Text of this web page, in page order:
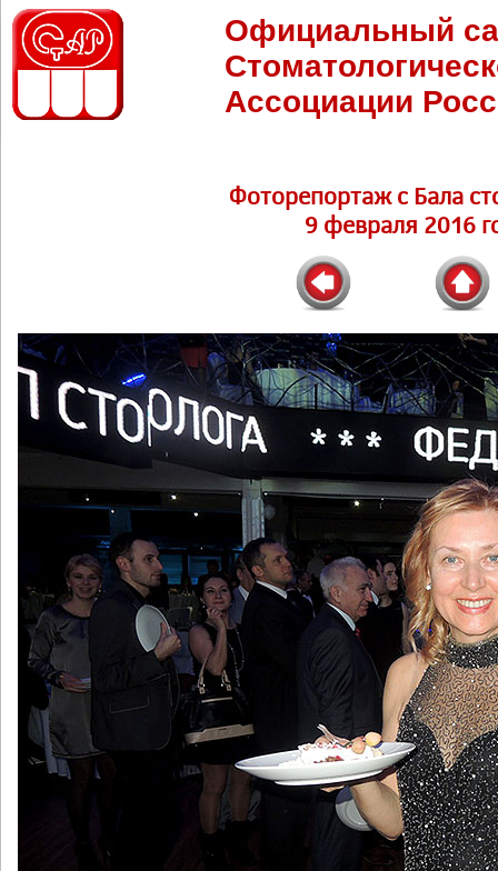
Официальный
Ассоциации
Фоторепортаж c Бала
9 февраля 2016